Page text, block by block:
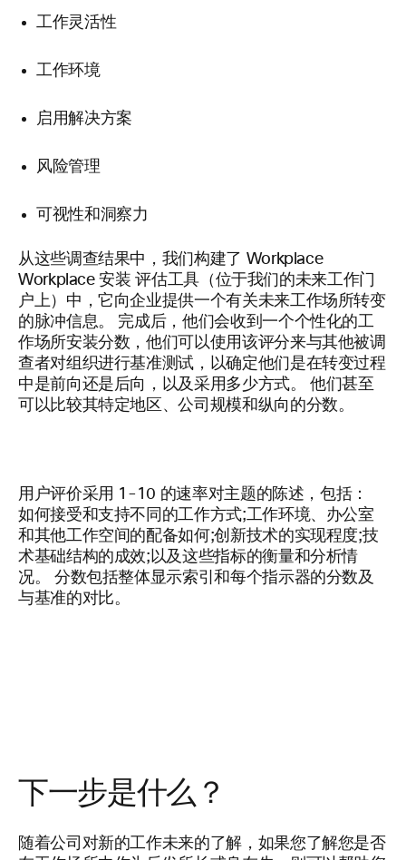
工作灵活性
工作环境
启用解决方案
风险管理
可视性和洞察力
从这些调查结果中，我们构建了 Workplace
Workplace 安装评估工具（位于我们的未来工作门
户上）中，它向企业提供一个有关未来工作场所转变
的脉冲信息。 完成后，他们会收到一个个性化的工
作场所安装分数，他们可以使用该评分来与其他被调
查者对组织进行基准测试，以确定他们是在转变过程
中是前向还是后向，以及采用多少方式。 他们甚至
可以比较其特定地区、公司规模和纵向的分数。
用户评价采用 1-10 的速率对主题的陈述，包括：
如何接受和支持不同的工作方式;工作环境、办公室
和其他工作空间的配备如何;创新技术的实现程度;技
术基础结构的成效;以及这些指标的衡量和分析情
况。 分数包括整体显示索引和每个指示器的分数及
与基准的对比。
下一步是什么？
随着公司对新的工作未来的了解，如果您了解您是否